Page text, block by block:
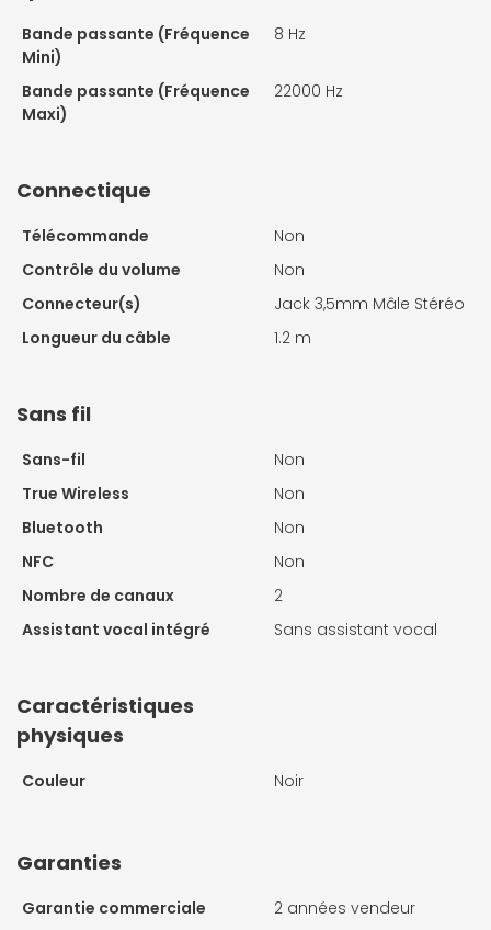
Bande passante (Fréquence
Mini)
8 Hz
Bande passante (Fréquence
Maxi)
22000 Hz
Connectique
Télécommande
Non
Contrôle du volume
Non
Connecteur(s)
Jack 3,5mm Mâle Stéréo
Longueur du câble
1.2 m
Sans fil
Sans-fil
Non
True Wireless
Non
Bluetooth
Non
NFC
Non
Nombre de canaux
2
Assistant vocal intégré
Sans assistant vocal
Caractéristiques
physiques
Couleur Noir
Garanties
Garantie commerciale
2 années vendeur